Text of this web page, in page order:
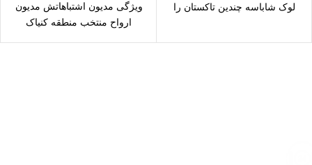
لوک شاباسه چندین تاکستان را
ویژگی مدیون اشتباهاتش مدیون
ارواح منتخب منطقه کنیاک